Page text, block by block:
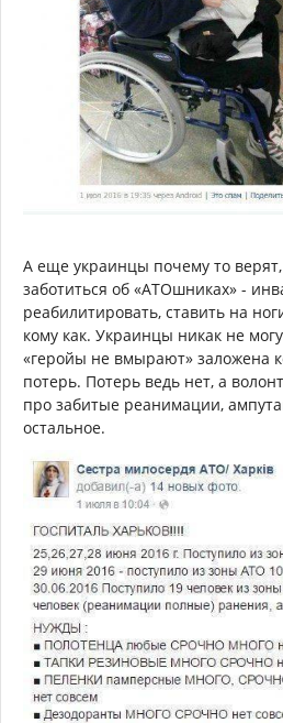
А еще украинцы почему то верят,
заботиться об «АТОшниках» -
реабилитировать, ставить на
кому как. Украинцы никак не
«геройы не вмырают» заложена
потерь. Потерь ведь нет, а
про забитые реанимации,
остальное.